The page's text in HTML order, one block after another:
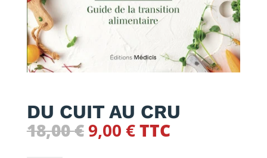
DU CUIT AU CRU
18,00€ Le
9,00 €Le
TTC